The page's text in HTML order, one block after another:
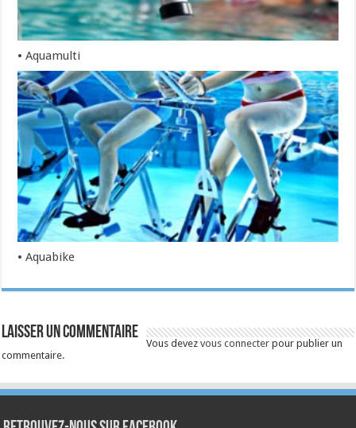
• Aquamulti
• Aquabike
Laisser un commentaire
Vous devezvous connecter pour publier un
commentaire.